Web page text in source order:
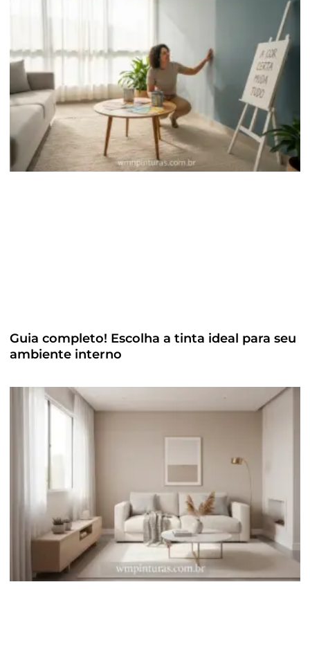
Guia completo! Escolha a tinta ideal para seu
ambiente interno